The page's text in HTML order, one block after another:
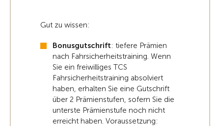
Gut zu wissen:
Bonusgutschrift: tiefere Prämien
nach Fahrsicherheitstraining. Wenn
Sie ein freiwilliges TCS
Fahrsicherheitstraining absolviert
haben, erhalten Sie eine Gutschrift
über 2 Prämienstufen, sofern Sie die
unterste Prämienstufe noch nicht
erreicht haben. Voraussetzung: